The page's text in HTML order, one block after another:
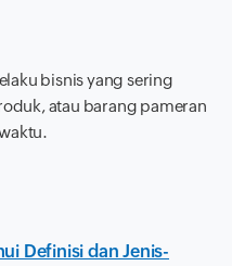
bisnis yang sering
atau barang pameran
Definisi dan Jenis-